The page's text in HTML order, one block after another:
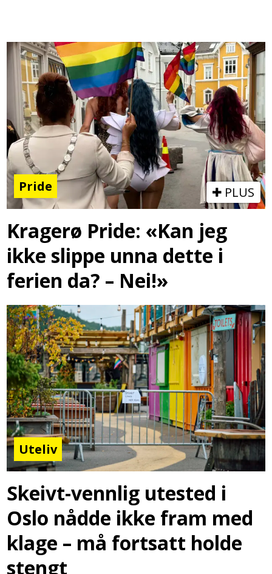
Pride PLUS
Kragerø Pride: «Kan jeg
ikke slippe unna dette i
ferien da? – Nei!»
Uteliv
Skeivt-vennlig utested i
Oslo nådde ikke fram med
klage – må fortsatt holde
stengt